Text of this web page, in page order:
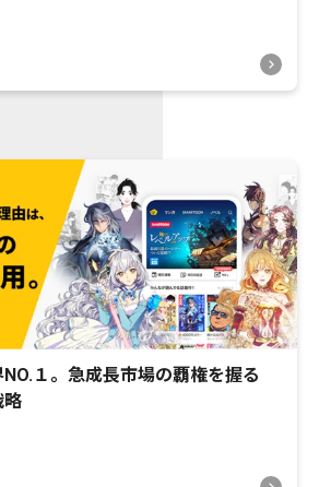
１。急成長市場の覇権を握る
略